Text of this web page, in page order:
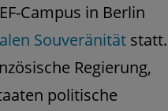
Campus in Berlin
Souveränitätstatt.
Regierung,
politische